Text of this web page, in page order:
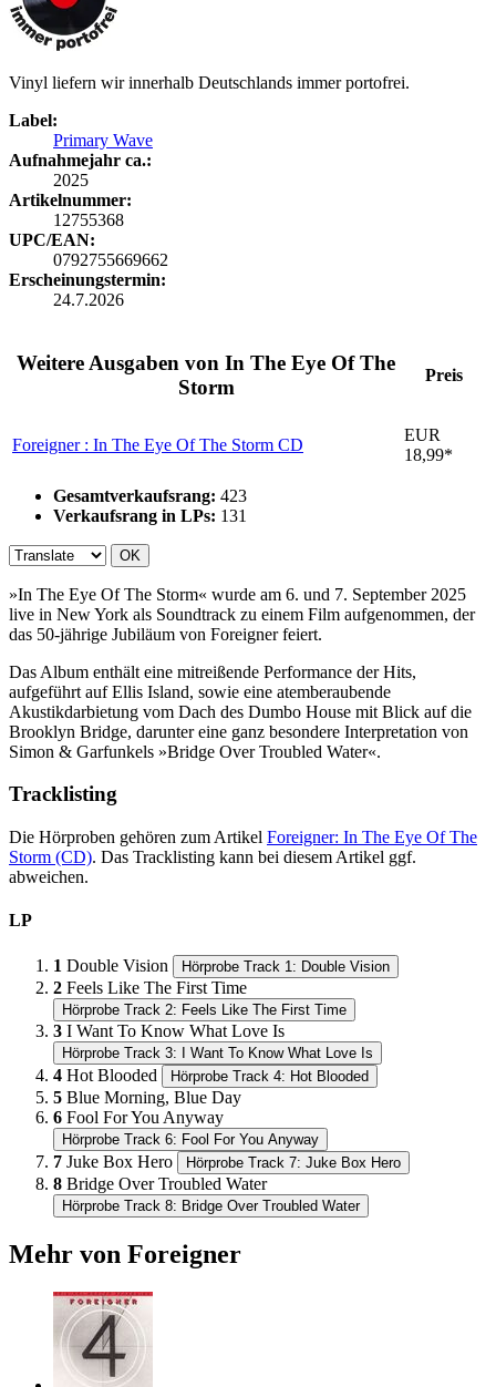
Vinyl liefern wir innerhalb Deutschlands immer portofrei.
Label:
Primary Wave
Aufnahmejahr ca.:
2025
Artikelnummer:
12755368
UPC/EAN:
0792755669662
Erscheinungstermin:
24.7.2026
Weitere Ausgaben von In The Eye Of The
Storm
Preis
Foreigner : In The Eye Of The Storm CD
EUR
18,99*
Gesamtverkaufsrang: 423
Verkaufsrang in LPs: 131
OK
»In The Eye Of The Storm« wurde am 6. und 7. September 2025
live in New York als Soundtrack zu einem Film aufgenommen, der
das 50-jährige Jubiläum von Foreigner feiert.
Das Album enthält eine mitreißende Performance der Hits,
aufgeführt auf Ellis Island, sowie eine atemberaubende
Akustikdarbietung vom Dach des Dumbo House mit Blick auf die
Brooklyn Bridge, darunter eine ganz besondere Interpretation von
Simon & Garfunkels »Bridge Over Troubled Water«.
Tracklisting
Die Hörproben gehören zum Artikel Foreigner: In The Eye Of The
Storm (CD). Das Tracklisting kann bei diesem Artikel ggf.
abweichen.
LP
1 Double Vision Hörprobe Track 1: Double Vision
2 Feels Like The First Time
Hörprobe Track 2: Feels Like The First Time
3 I Want To Know What Love Is
Hörprobe Track 3: I Want To Know What Love Is
4 Hot Blooded Hörprobe Track 4: Hot Blooded
5 Blue Morning, Blue Day
6 Fool For You Anyway
Hörprobe Track 6: Fool For You Anyway
7 Juke Box Hero Hörprobe Track 7: Juke Box Hero
8 Bridge Over Troubled Water
Hörprobe Track 8: Bridge Over Troubled Water
Mehr von Foreigner